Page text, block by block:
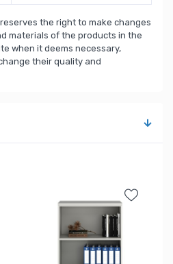
reserves the right to make changes
materials of the products in the
when it deems necessary,
their quality and